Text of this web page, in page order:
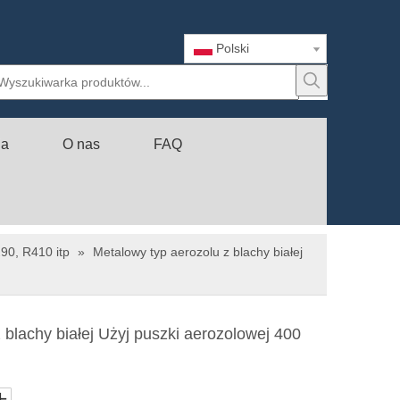
Polski
O nas FAQ
R410 itp »
Metalowy typ aerozolu z blachy białej
białej Użyj puszki aerozolowej 400